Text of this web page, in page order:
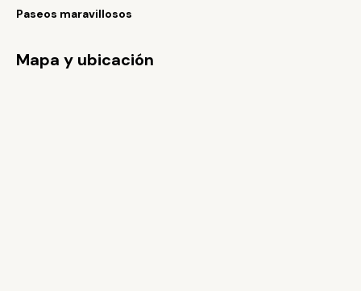
Paseos maravillosos
Mapa y ubicación